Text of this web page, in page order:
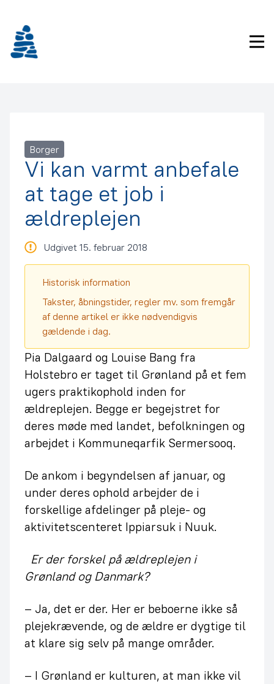
indhold
Borger
Vi kan varmt anbefale
at tage et job i
ældreplejen
Udgivet 15. februar 2018
Historisk information
Takster, åbningstider, regler mv. som fremgår
af denne artikel er ikke nødvendigvis
gældende i dag.
Pia Dalgaard og Louise Bang fra
Holstebro er taget til Grønland på et fem
ugers praktikophold inden for
ældreplejen. Begge er begejstret for
deres møde med landet, befolkningen og
arbejdet i Kommuneqarfik Sermersooq.
De ankom i begyndelsen af januar, og
under deres ophold arbejder de i
forskellige afdelinger på pleje- og
aktivitetscenteret Ippiarsuk i Nuuk.
Er der forskel på ældreplejen i
Grønland og Danmark?
– Ja, det er der. Her er beboerne ikke så
plejekrævende, og de ældre er dygtige til
at klare sig selv på mange områder.
– I Grønland er kulturen, at man ikke vil